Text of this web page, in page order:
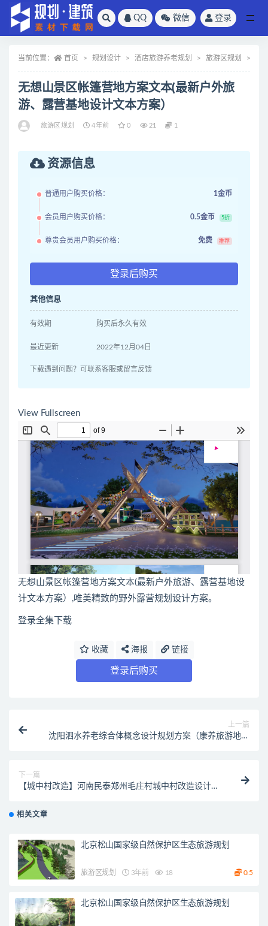
QQ 微信 登录
当前位置： 首页 规划设计 酒店旅游养老规划 旅游区规划
无想山景区帐篷营地方案文本(最新户外旅
游、露营基地设计文本方案）
旅游区规划 4年前 0 21 1
资源信息
普通用户购买价格： 1金币
会员用户购买价格： 0.5金币 5折
尊贵会员用户购买价格： 免费 推荐
登录后购买
其他信息
有效期 购买后永久有效
最近更新 2022年12月04日
下载遇到问题？可联系客服或留言反馈
View Fullscreen
无想山景区帐篷营地方案文本(最新户外旅游、露营基地设
计文本方案）,唯美精致的野外露营规划设计方案。
登录全集下载
收藏 海报 链接
登录后购买
上一篇
沈阳泗水养老综合体概念设计规划方案（康养旅游地产
下一篇
【城中村改造】河南民泰郑州毛庄村城中村改造设计项
相关文章
北京松山国家级自然保护区生态旅游规划
旅游区规划 3年前 18 0.5
北京松山国家级自然保护区生态旅游规划
全部